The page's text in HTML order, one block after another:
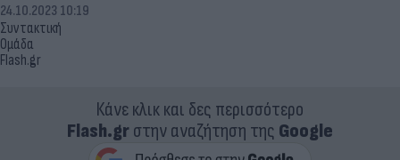
Συντακτική
Ομάδα
Flash.gr
24.10.2023 10:19
Κάνε κλικ και δες περισσότερο
Flash.grστην αναζήτηση της Google